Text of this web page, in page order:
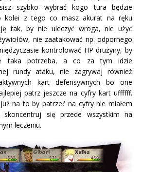
szybko wybrać kogo tura będzie
kolei z tego co masz akurat na ręku
tak, by nie uleczyć wroga, nie użyć
nie zaatakować np. odpornego
kontrolować HP drużyny, by
taka potrzeba, a co za tym idzie
rundy ataku, nie zagrywaj również
kart defensywnych bo one
patrz jeszcze na cyfry kart uffffff.
na to by patrzeć na cyfry nie miałem
się przede wszystkim na
leczeniu.